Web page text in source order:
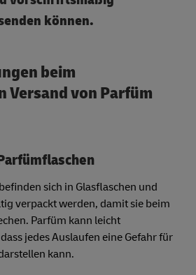
können.
beim
Versand von Parfüm
sich in Glasflaschen und
verpackt werden, damit sie beim
Parfüm kann leicht
jedes Auslaufen eine Gefahr für
kann.